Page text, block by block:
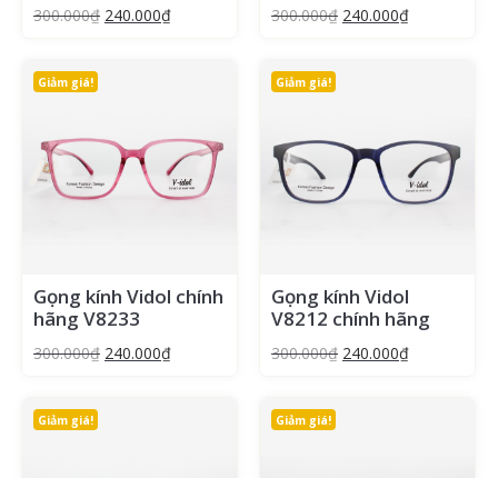
300.000₫ 240.000₫ 300.000₫ 240.000₫
Giảm giá!
Gọng kính Vidol chính
hãng V8233
300.000₫ 240.000₫
Giảm giá!
Gọng kính Vidol
V8212 chính hãng
300.000₫ 240.000₫
Giảm giá! Giảm giá!